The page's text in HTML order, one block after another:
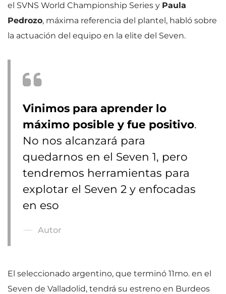
el SVNS World Championship Series y Paula
Pedrozo, máxima referencia del plantel, habló sobre
la actuación del equipo en la elite del Seven.
Vinimos para aprender lo
máximo posible y fue positivo.
No nos alcanzará para
quedarnos en el Seven 1, pero
tendremos herramientas para
explotar el Seven 2 y enfocadas
en eso
Autor
El seleccionado argentino, que terminó 11mo. en el
Seven de Valladolid, tendrá su estreno en Burdeos